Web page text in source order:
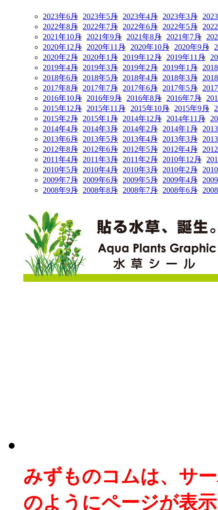
2023年6月 2023年5月 2023年4月 2023年3月
2022年8月
2022年7月 2022年6月 2022年5月
2021年10月
2021年9月 2021年8月 2021年7月
2020年12月
2020年11月 2020年10月 2020年9月
2020年2月
2020年1月 2019年12月 2019年11月
2019年4月
2019年3月 2019年2月 2019年1月
2018年6月
2018年5月 2018年4月 2018年3月
2017年8月
2017年7月 2017年6月 2017年5月
2016年10月
2016年9月 2016年8月 2016年7月
2015年12月
2015年11月 2015年10月 2015年9月
2015年2月
2015年1月 2014年12月 2014年11月
2014年4月
2014年3月 2014年2月 2014年1月
2013年6月
2013年5月 2013年4月 2013年3月
2012年8月
2012年6月 2012年5月 2012年4月
2011年4月
2011年3月 2011年2月 2010年12月
2010年5月
2010年4月 2010年3月 2010年2月
2009年7月
2009年6月 2009年5月 2009年4月
2008年9月
2008年8月 2008年7月 2008年6月
みずものコムは、サ
のようにページが表